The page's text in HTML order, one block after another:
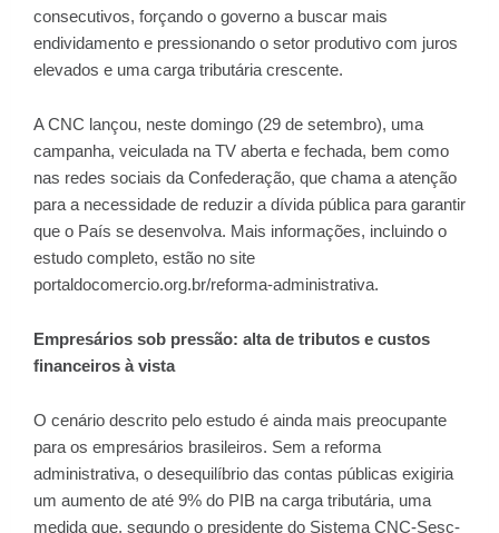
consecutivos, forçando o governo a buscar mais
endividamento e pressionando o setor produtivo com juros
elevados e uma carga tributária crescente.
A CNC lançou, neste domingo (29 de setembro), uma
campanha, veiculada na TV aberta e fechada, bem como
nas redes sociais da Confederação, que chama a atenção
para a necessidade de reduzir a dívida pública para garantir
que o País se desenvolva. Mais informações, incluindo o
estudo completo, estão no site
portaldocomercio.org.br/reforma-administrativa.
Empresários sob pressão: alta de tributos e custos
financeiros à vista
O cenário descrito pelo estudo é ainda mais preocupante
para os empresários brasileiros. Sem a reforma
administrativa, o desequilíbrio das contas públicas exigiria
um aumento de até 9% do PIB na carga tributária, uma
medida que, segundo o presidente do Sistema CNC-Sesc-